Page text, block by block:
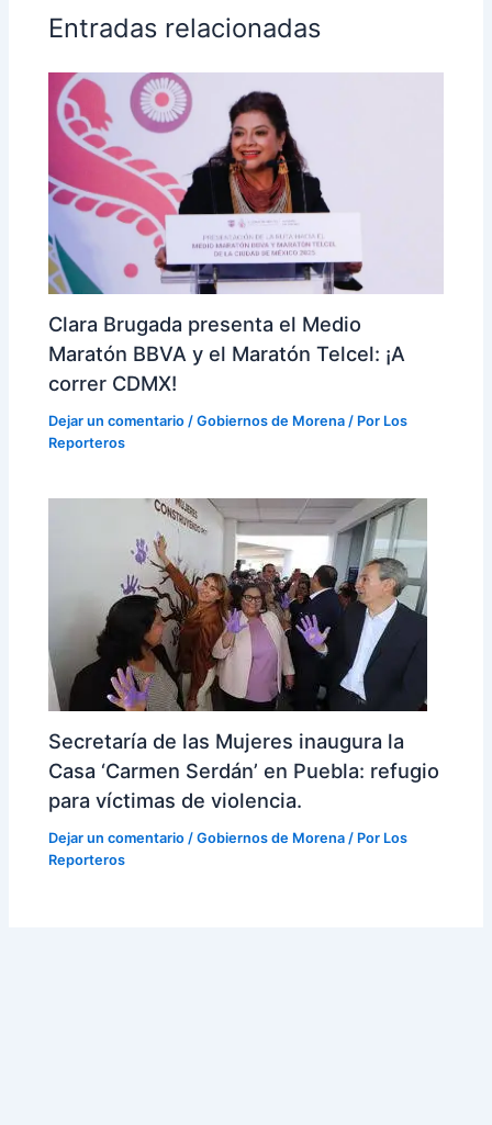
Entradas relacionadas
Clara Brugada presenta el Medio
Maratón BBVA y el Maratón Telcel: ¡A
correr CDMX!
Dejar un comentario /Gobiernos de Morena / Por Los
Reporteros
Secretaría de las Mujeres inaugura la
Casa ‘Carmen Serdán’ en Puebla: refugio
para víctimas de violencia.
Dejar un comentario /Gobiernos de Morena / Por Los
Reporteros